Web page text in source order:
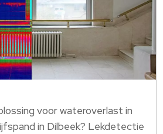
voor wateroverlast in
in Dilbeek? Lekdetectie